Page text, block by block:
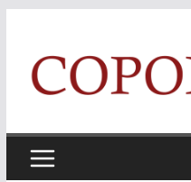
content